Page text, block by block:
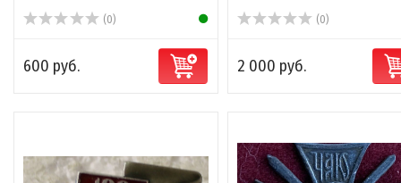
(0)
600 руб.
(0)
2 000 руб.